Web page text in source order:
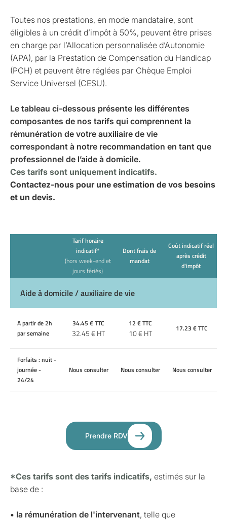
Toutes nos prestations, en mode mandataire, sont
éligibles à un crédit d’impôt à 50%, peuvent être prises
en charge par l’Allocation personnalisée d’Autonomie
(APA), par la Prestation de Compensation du Handicap
(PCH) et peuvent être réglées par Chèque Emploi
Service Universel (CESU).
Le tableau ci-dessous présente les différentes
composantes de nos tarifs qui comprennent la
rémunération de votre auxiliaire de vie
correspondant à notre recommandation en tant que
professionnel de l’aide à domicile.
Ces tarifs sont uniquement indicatifs.
Contactez-nous pour une estimation de vos besoins
et un devis.
Tarif horaire
indicatif*
(hors week-end et
jours fériés)
Dont frais de
mandat
Coût indicatif réel
après crédit
d'impôt
Aide à domicile / auxiliaire de vie
A partir de 2h
par semaine
34.45 € TTC
32.45€ HT
12 € TTC
10€ HT 17.23 € TTC
Forfaits : nuit -
journée -
24/24
Nous consulter Nous consulter Nous consulter
Prendre RDV
*Ces tarifs sont des tarifs indicatifs, estimés sur la
base de :
• la rémunération de l'intervenant, telle que